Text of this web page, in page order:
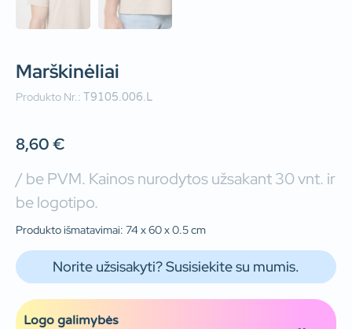
Marškinėliai
Produkto Nr.: T9105.006.L
8,60€
/ be PVM. Kainos nurodytos užsakant 30 vnt. ir
be logotipo.
Produkto išmatavimai: 74 x 60 x 0.5 cm
Norite užsisakyti? Susisiekite su mumis.
Logo galimybės